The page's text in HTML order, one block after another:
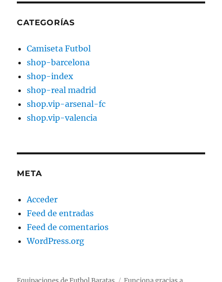
CATEGORÍAS
Camiseta Futbol
shop-barcelona
shop-index
shop-real madrid
shop.vip-arsenal-fc
shop.vip-valencia
META
Acceder
Feed de entradas
Feed de comentarios
WordPress.org